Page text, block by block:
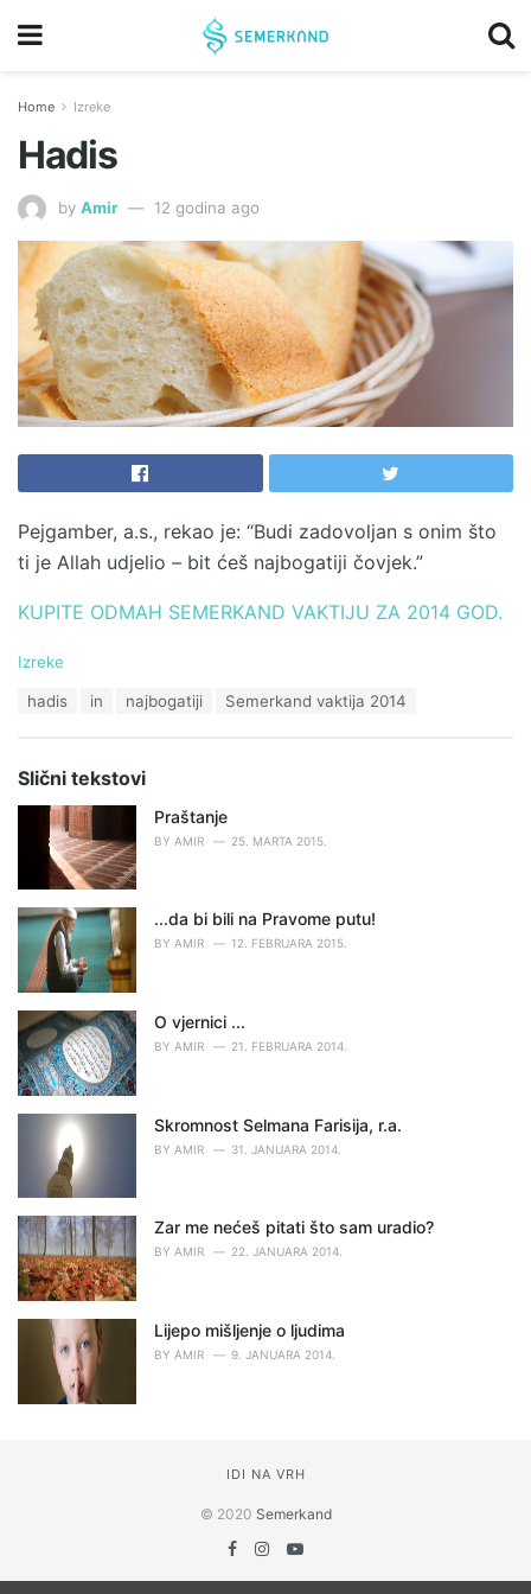
Home Izreke
Hadis
by Amir 12 godina ago
Pejgamber, a.s., rekao je: “Budi zadovoljan s onim što
ti je Allah udjelio – bit ćeš najbogatiji čovjek.”
KUPITE ODMAH SEMERKAND VAKTIJU ZA 2014 GOD.
C
o
r
i
Izreke
:
hadis in najbogatiji Semerkand vaktija 2014
Slični tekstovi
Praštanje
BY AMIR 25. MARTA 2015.
...da bi bili na Pravome putu!
BY AMIR 12. FEBRUARA 2015.
O vjernici ...
BY AMIR 21. FEBRUARA 2014.
Skromnost Selmana Farisija, r.a.
BY AMIR 31. JANUARA 2014.
Zar me nećeš pitati što sam uradio?
BY AMIR 22. JANUARA 2014.
Lijepo mišljenje o ljudima
BY AMIR 9. JANUARA 2014.
IDI NA VRH
© 2020 Semerkand